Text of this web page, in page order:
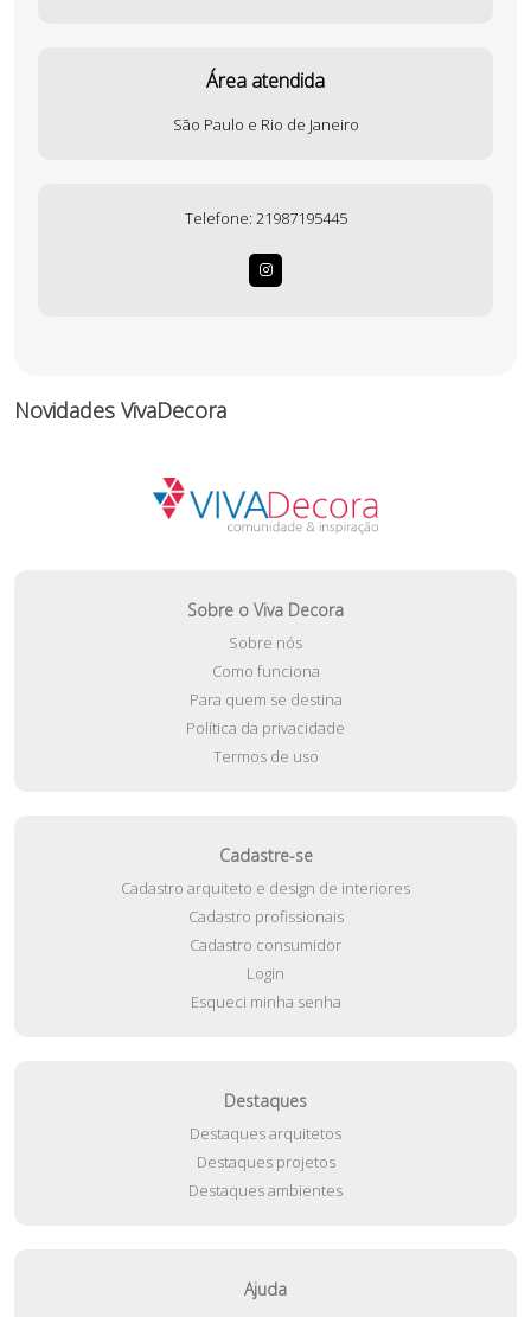
Área atendida
São Paulo e Rio de Janeiro
Telefone: 21987195445
Novidades VivaDecora
Sobre o Viva Decora
Sobre nós
Como funciona
Para quem se destina
Política da privacidade
Termos de uso
Cadastre-se
Cadastro arquiteto e design de interiores
Cadastro profissionais
Cadastro consumidor
Login
Esqueci minha senha
Destaques
Destaques arquitetos
Destaques projetos
Destaques ambientes
Ajuda